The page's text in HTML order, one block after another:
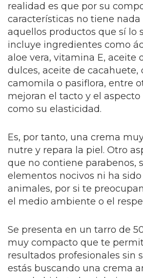
realidad es que por su
características no tiene
aquellos productos que sí lo
incluye ingredientes como
aloe vera, vitamina E, aceite
dulces, aceite de cacahuete,
camomila o pasiflora, entre
mejoran el tacto y el
como su elasticidad.
Es, por tanto, una crema
nutre y repara la piel. Otro
que no contiene parabenos,
elementos nocivos ni ha
animales, por si te
el medio ambiente o el
Se presenta en un tarro de
muy compacto que te
resultados profesionales sin
estás buscando una crema